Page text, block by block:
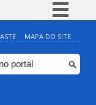
BR
MAPA DO SITE